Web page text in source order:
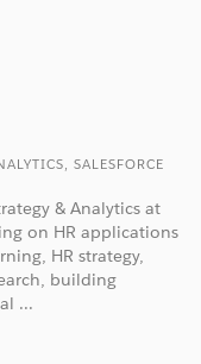
SALESFORCE
& Analytics at
on HR applications
HR strategy,
building
...